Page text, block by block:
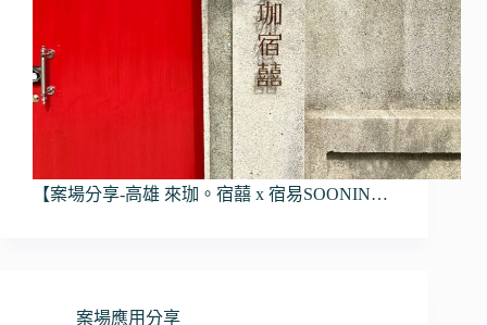
【案場分享-高雄 來珈。宿囍 x 宿易SOONIN…
案場應用分享